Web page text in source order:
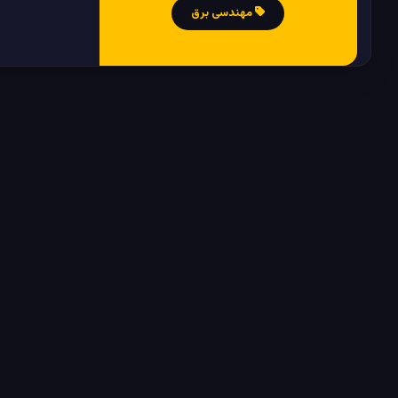
مهندسی برق